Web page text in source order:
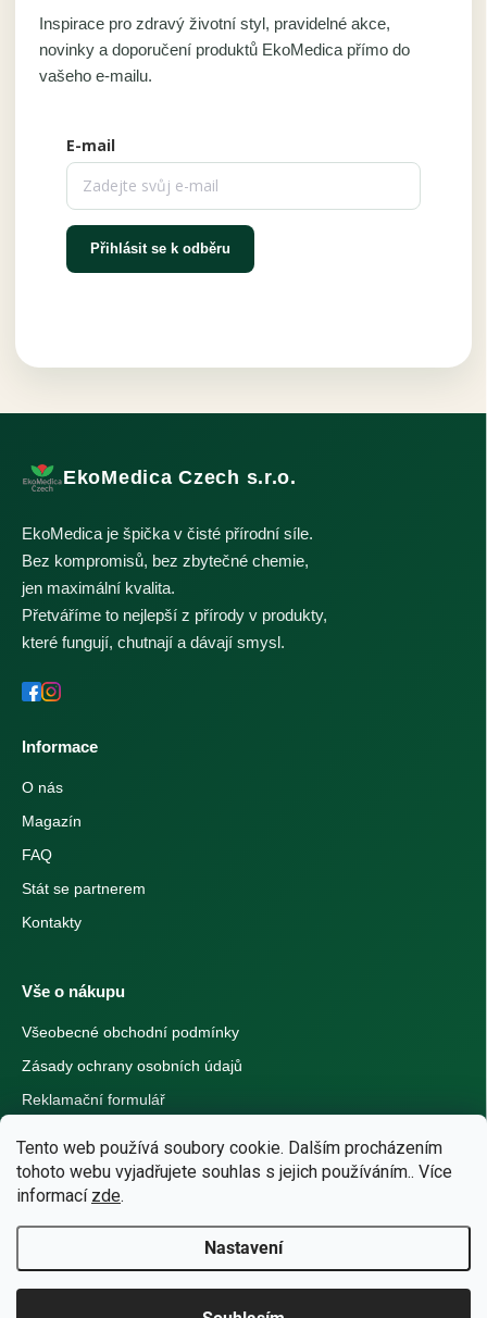
Tento web používá soubory cookie. Dalším procházením
tohoto webu vyjadřujete souhlas s jejich používáním.. Více
informací zde.
Nastavení
Inspirace pro zdravý životní styl, pravidelné akce,
novinky a doporučení produktů EkoMedica přímo do
vašeho e-mailu.
E-mail
Přihlásit se k odběru
EkoMedica Czech s.r.o.
EkoMedica je špička v čisté přírodní síle.
Bez kompromisů, bez zbytečné chemie,
jen maximální kvalita.
Přetváříme to nejlepší z přírody v produkty,
které fungují, chutnají a dávají smysl.
Informace
O nás
Magazín
FAQ
Stát se partnerem
Kontakty
Vše o nákupu
Všeobecné obchodní podmínky
Zásady ochrany osobních údajů
Reklamační formulář
Možnosti platby
Dobírka